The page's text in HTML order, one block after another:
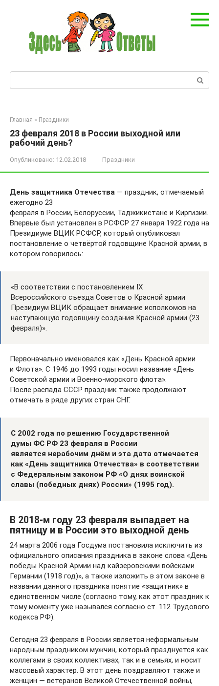
Поиск:
Главная » Праздники
23 февраля 2018 в России выходной или
рабочий день?
Опубликовано: 12.02.2018 Праздники
День защитника Отечества — праздник, отмечаемый
ежегодно 23
февраля в России, Белоруссии, Таджикистане и Киргизии.
Впервые был установлен в РСФСР 27 января 1922 года на
Президиуме ВЦИК РСФСР, который опубликовал
постановление о четвёртой годовщине Красной армии, в
котором говорилось:
«В соответствии с постановлением IX
Всероссийского съезда Советов о Красной армии
Президиум ВЦИК обращает внимание исполкомов на
наступающую годовщину создания Красной армии (23
февраля)».
Первоначально именовался как «День Красной армии
и Флота». С 1946 до 1993 годы носил название «День
Советской армии и Военно-морского флота».
После распада СССР праздник также продолжают
отмечать в ряде других стран СНГ.
С 2002 года по решению Государственной
думы ФС РФ 23 февраля в России
является нерабочим днём и эта дата отмечается
как «День защитника Отечества» в соответствии
с Федеральным законом РФ «О днях воинской
славы (победных днях) России» (1995 год).
В 2018-м году 23 февраля выпадает на
пятницу и в России это выходной день
24 марта 2006 года Госдума постановила исключить из
официального описания праздника в законе слова «День
победы Красной Армии над кайзеровскими войсками
Германии (1918 год)», а также изложить в этом законе в
названии данного праздника понятие «защитник» в
единственном числе (согласно тому, как этот праздник к
тому моменту уже назывался согласно ст. 112 Трудового
кодекса РФ).
Сегодня 23 февраля в России является неформальным
народным праздником мужчин, который празднуется как
коллегами в своих коллективах, так и в семьях, и носит
массовый характер. В этот день поздравляют также и
женщин — ветеранов Великой Отечественной войны,